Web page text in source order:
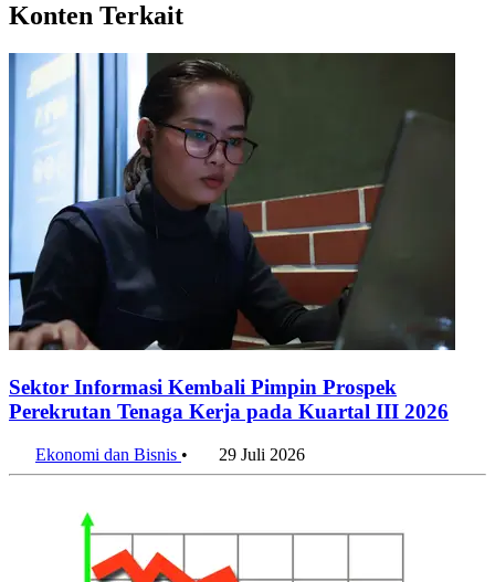
Konten Terkait
Sektor Informasi Kembali Pimpin Prospek
Perekrutan Tenaga Kerja pada Kuartal III 2026
Ekonomi dan Bisnis • 29 Juli 2026